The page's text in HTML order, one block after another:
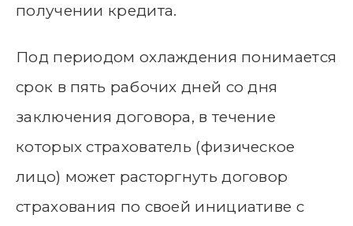
получении кредита.
Под периодом охлаждения понимается
срок в пять рабочих дней со дня
заключения договора, в течение
которых страхователь (физическое
лицо) может расторгнуть договор
страхования по своей инициативе с